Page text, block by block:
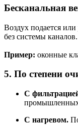
Бесканальная
Воздух подается или
без системы каналов.
Пример: оконные
5. По степени
С
С нагревом.